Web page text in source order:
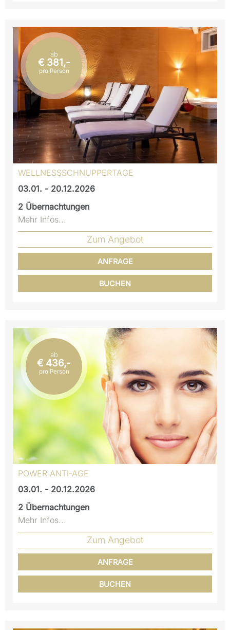
WELLNESSSCHNUPPERTAGE
03.01. - 20.12.2026
2 Übernachtungen
ab
€ 381,-
pro Person
Mehr Infos...
Zum Angebot
ANFRAGE
BUCHEN
POWER ANTI-AGE
03.01. - 20.12.2026
2 Übernachtungen
ab
€ 436,-
pro Person
Mehr Infos...
Zum Angebot
ANFRAGE
BUCHEN